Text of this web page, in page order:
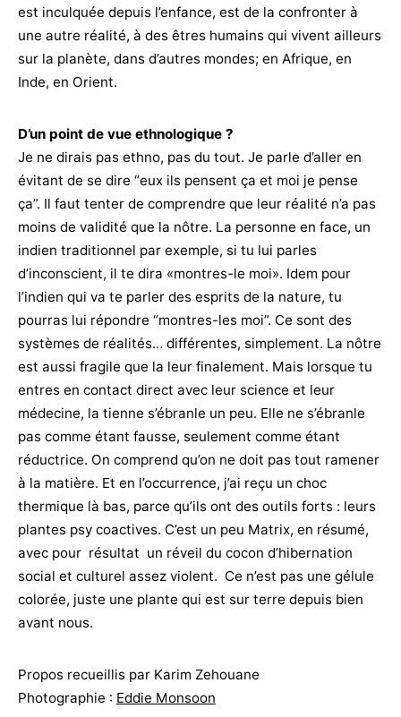
est inculquée depuis l’enfance, est de la confronter à
une autre réalité, à des êtres humains qui vivent ailleurs
sur la planète, dans d’autres mondes; en Afrique, en
Inde, en Orient.
D’un point de vue ethnologique ?
Je ne dirais pas ethno, pas du tout. Je parle d’aller en
évitant de se dire “eux ils pensent ça et moi je pense
ça”. Il faut tenter de comprendre que leur réalité n’a pas
moins de validité que la nôtre. La personne en face, un
indien traditionnel par exemple, si tu lui parles
d’inconscient, il te dira «montres-le moi». Idem pour
l’indien qui va te parler des esprits de la nature, tu
pourras lui répondre “montres-les moi”. Ce sont des
systèmes de réalités… différentes, simplement. La nôtre
est aussi fragile que la leur finalement. Mais lorsque tu
entres en contact direct avec leur science et leur
médecine, la tienne s’ébranle un peu. Elle ne s’ébranle
pas comme étant fausse, seulement comme étant
réductrice. On comprend qu’on ne doit pas tout ramener
à la matière. Et en l’occurrence, j’ai reçu un choc
thermique là bas, parce qu’ils ont des outils forts : leurs
plantes psy coactives. C’est un peu Matrix, en résumé,
avec pour résultat un réveil du cocon d’hibernation
social et culturel assez violent. Ce n’est pas une gélule
colorée, juste une plante qui est sur terre depuis bien
avant nous.
Propos recueillis par Karim Zehouane
Photographie : Eddie Monsoon